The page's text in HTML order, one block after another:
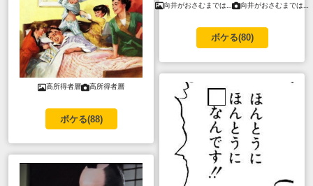
高所得者層 高所得者層
ボケる(88)
向井がおさむまでは… 向井がおさむまでは…
ボケる(80)